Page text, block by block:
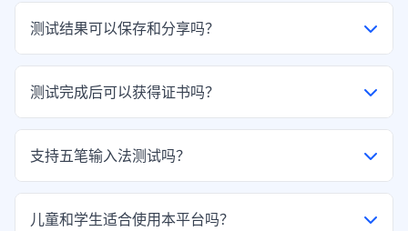
费，无需下载。
测试结果可以保存和分享吗？
图分享。
测试完成后可以获得证书吗？
交作业。
支持五笔输入法测试吗？
速。
儿童和学生适合使用本平台吗？